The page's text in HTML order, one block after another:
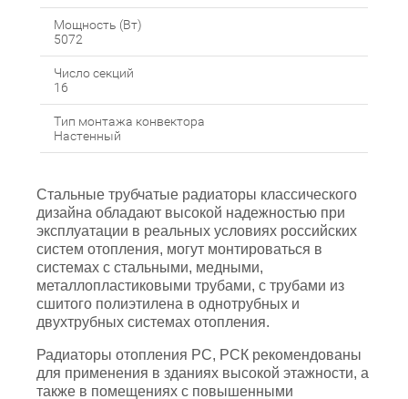
Мощность (Вт)
5072
Число секций
16
Тип монтажа конвектора
Настенный
Стальные трубчатые радиаторы классического
дизайна обладают высокой надежностью при
эксплуатации в реальных условиях российских
систем отопления, могут монтироваться в
системах с стальными, медными,
металлопластиковыми трубами, с трубами из
сшитого полиэтилена в однотрубных и
двухтрубных системах отопления.
Радиаторы отопления РС, РСК рекомендованы
для применения в зданиях высокой этажности, а
также в помещениях с повышенными